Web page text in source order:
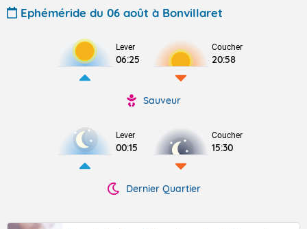
Ephéméride du 06 août à Bonvillaret
Lever
06:25
Coucher
20:58
Sauveur
Lever
00:15
Coucher
15:30
Dernier Quartier